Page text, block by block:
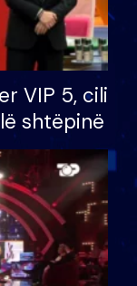
VIP 5, cili
shtëpinë